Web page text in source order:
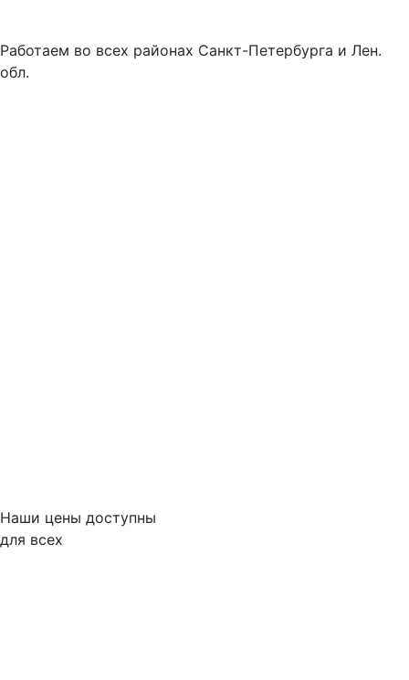
Работаем во всех районах Санкт-Петербурга и Лен.
обл.
Наши цены доступны
для всех